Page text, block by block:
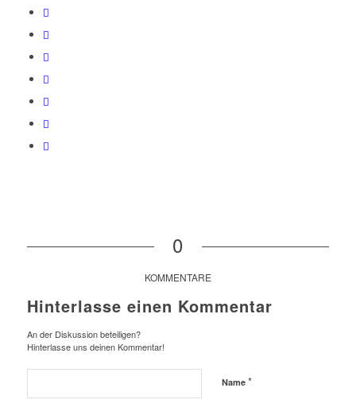
0
KOMMENTARE
Hinterlasse einen Kommentar
An der Diskussion beteiligen?
Hinterlasse uns deinen Kommentar!
Name *